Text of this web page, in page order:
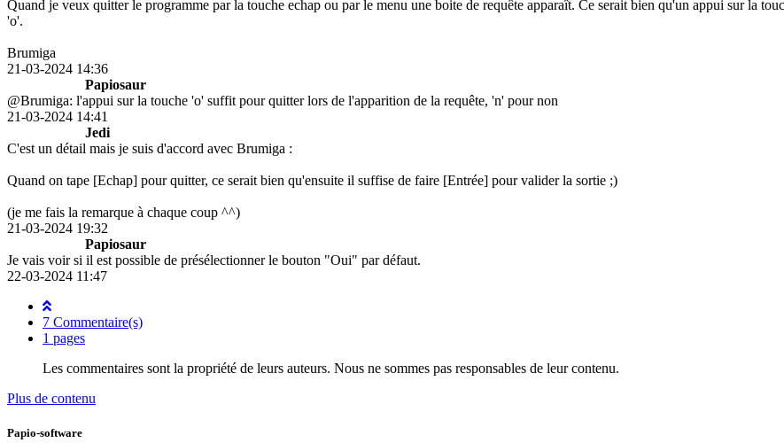
Quand je veux quitter le programme par la touche echap ou par le menu une boite de requête apparaît. Ce serait bien qu'un appui sur la
'o'.
Brumiga
21-03-2024 14:36
Papiosaur
@Brumiga: l'appui sur la touche 'o' suffit pour quitter lors de l'apparition de la requête, 'n' pour non
21-03-2024 14:41
Jedi
C'est un détail mais je suis d'accord avec Brumiga :
Quand on tape [Echap] pour quitter, ce serait bien qu'ensuite il suffise de faire [Entrée] pour valider la sortie ;)
(je me fais la remarque à chaque coup ^^)
21-03-2024 19:32
Papiosaur
Je vais voir si il est possible de présélectionner le bouton "Oui" par défaut.
22-03-2024 11:47
7 Commentaire(s)
1 pages
Les commentaires sont la propriété de leurs auteurs. Nous ne sommes pas responsables de leur contenu.
Plus de contenu
Papio-software